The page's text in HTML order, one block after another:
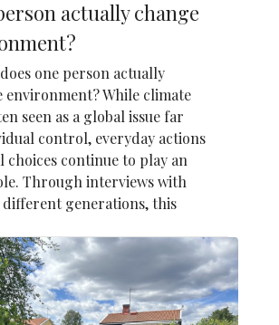
actually change
one person actually
environment? While climate
seen as a global issue far
control, everyday actions
choices continue to play an
Through interviews with
generations, this